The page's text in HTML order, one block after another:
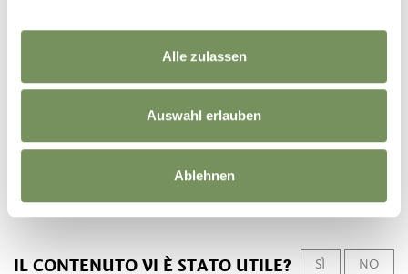
Alle zulassen
Auswahl erlauben
Ablehnen
Verdins Paese 33
T+39 0473 949450
IL CONTENUTO VI È STATO UTILE? SÌ NO